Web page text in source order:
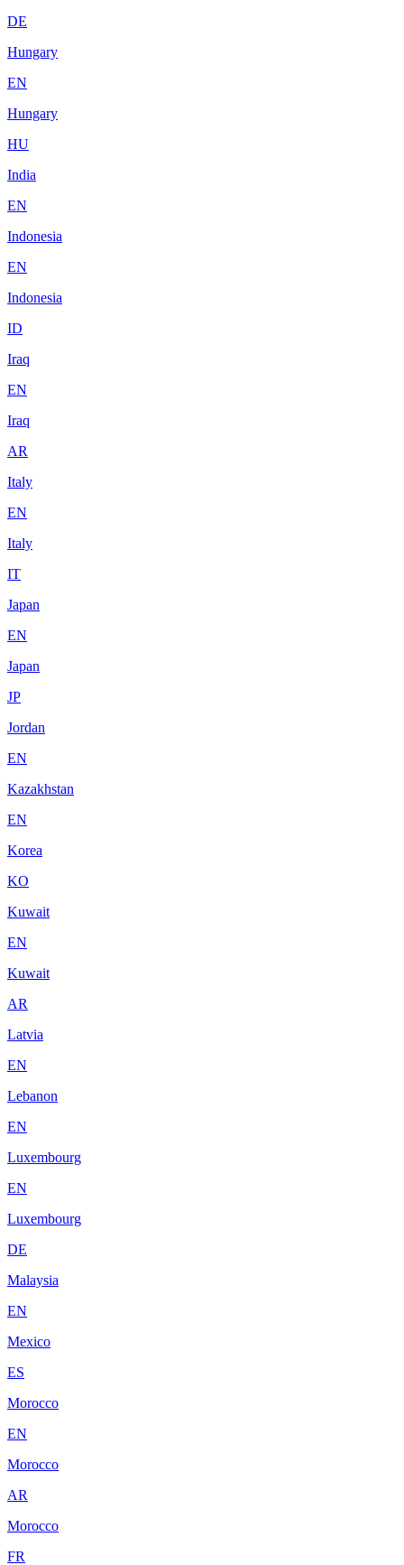
DE
Hungary
EN
Hungary
HU
India
EN
Indonesia
EN
Indonesia
ID
Iraq
EN
Iraq
AR
Italy
EN
Italy
IT
Japan
EN
Japan
JP
Jordan
EN
Kazakhstan
EN
Korea
KO
Kuwait
EN
Kuwait
AR
Latvia
EN
Lebanon
EN
Luxembourg
EN
Luxembourg
DE
Malaysia
EN
Mexico
ES
Morocco
EN
Morocco
AR
Morocco
FR